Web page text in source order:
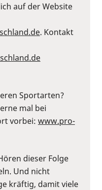
auf der Website
. Kontakt
Sportarten?
mal bei
vorbei: ⁠www.pro-
dieser Folge
Und nicht
kräftig, damit viele